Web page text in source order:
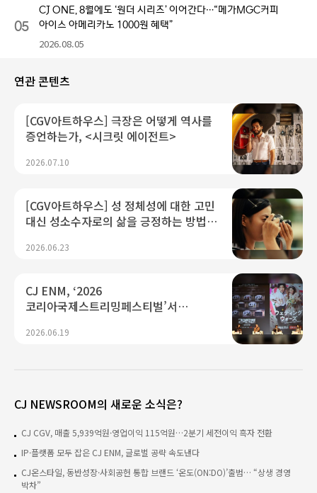
05
CJ ONE, 8월에도 ‘원더 시리즈’ 이어간다…“메가MGC커피
아이스 아메리카노 1000원 혜택”
2026.08.05
연관 콘텐츠
[CGV아트하우스] 극장은 어떻게 역사를
증언하는가, <시크릿 에이전트>
2026.07.10
[CGV아트하우스] 성 정체성에 대한 고민
대신 성소수자로의 삶을 긍정하는 방법,
2026.06.23
CJ ENM, ‘2026
코리아국제스트리밍페스티벌’서
기술 결합으로 글로벌 확장 가속"
2026.06.19
CJ NEWSROOM의 새로운 소식은?
CJ CGV, 매출 5,939억원·영업이익 115억원…2분기 세전이익 흑자 전환
IP·플랫폼 모두 잡은 CJ ENM, 글로벌 공략 속도낸다
CJ온스타일, 동반성장·사회공헌 통합 브랜드 ‘온도(ON:DO)’출범… “상생 경영
박차”